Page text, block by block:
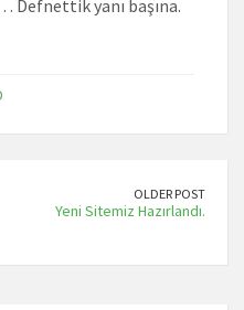
yanı başına.
OLDER POST
Yeni Sitemiz Hazırlandı.